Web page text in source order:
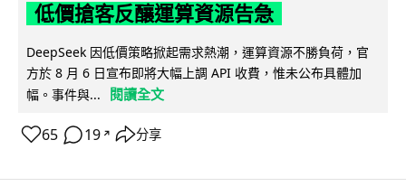
低價搶客反釀運算資源告急
DeepSeek 因低價策略掀起需求熱潮，運算資源不勝負荷，官
方於 8 月 6 日宣布即將大幅上調 API 收費，惟未公布具體加
幅。事件與...
閱讀全文
65 19 ↗ 分享